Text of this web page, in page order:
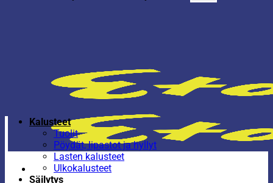
Kalusteet
Tuolit
Pöydät, lipastot ja hyllyt
Lasten kalusteet
Ulkokalusteet
Säilytys